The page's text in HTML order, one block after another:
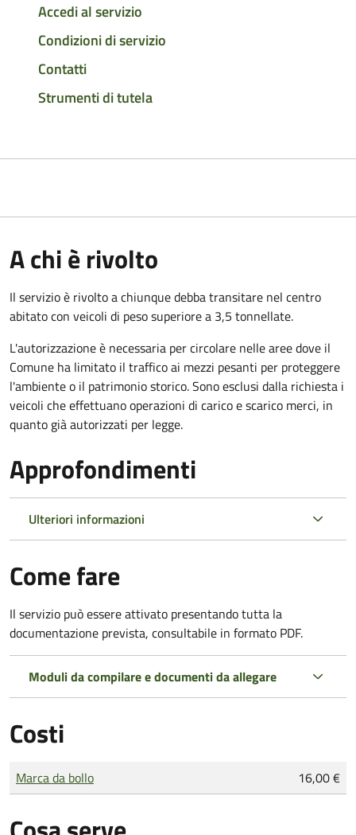
Accedi al servizio
Condizioni di servizio
Contatti
Strumenti di tutela
A chi è rivolto
Il servizio è rivolto a chiunque debba transitare nel centro
abitato con veicoli di peso superiore a 3,5 tonnellate.
L'autorizzazione è necessaria per circolare nelle aree dove il
Comune ha limitato il traffico ai mezzi pesanti per proteggere
l'ambiente o il patrimonio storico. Sono esclusi dalla richiesta i
veicoli che effettuano operazioni di carico e scarico merci, in
quanto già autorizzati per legge.
Approfondimenti
Ulteriori informazioni
Come fare
Il servizio può essere attivato presentando tutta la
documentazione prevista, consultabile in formato PDF.
Moduli da compilare e documenti da allegare
Costi
Tipo di pagamento
Importo
Marca da bollo 16,00 €